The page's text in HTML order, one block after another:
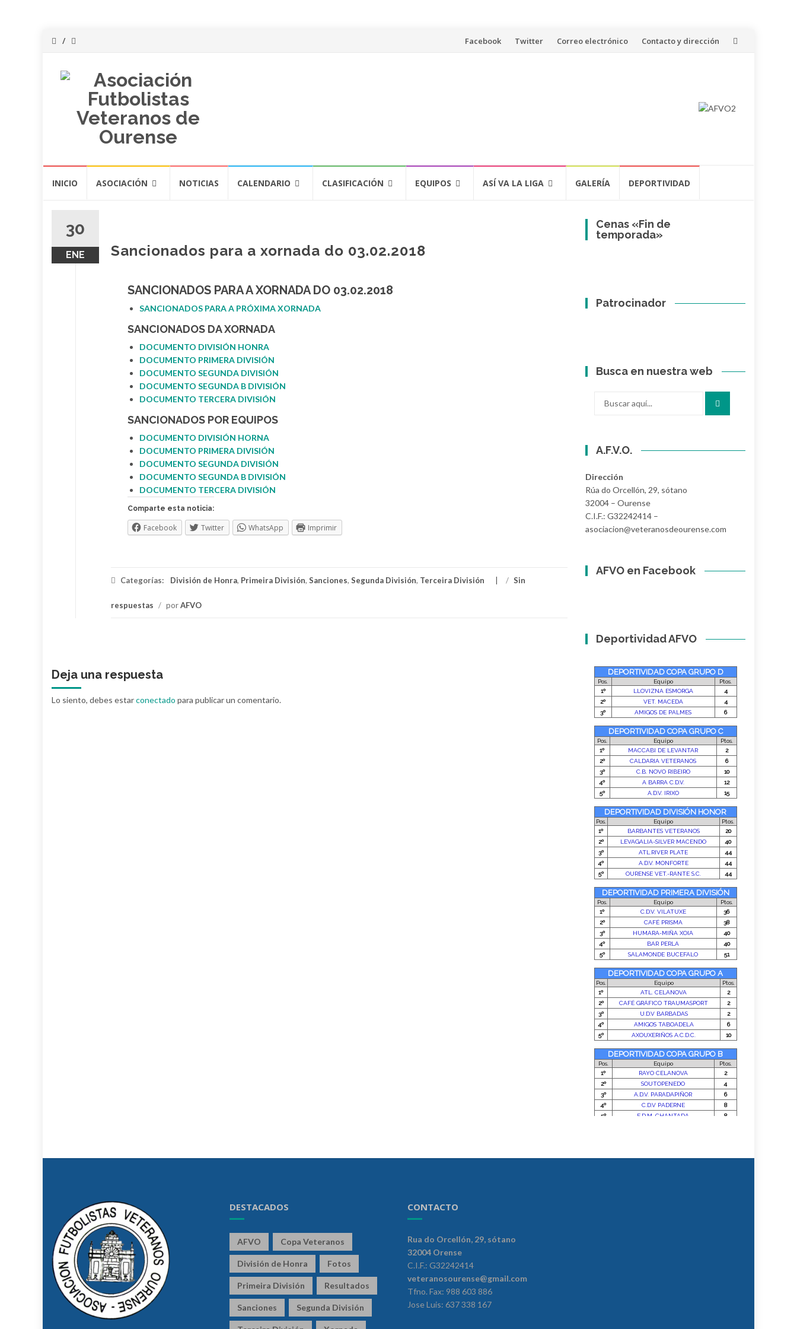
Saltar
Facebook Twitter Correo electrónico Contacto y dirección
INICIO ASOCIACIÓN NOTICIAS CALENDARIO CLASIFICACIÓN EQUIPOS ASÍ VA LA LIGA GALERÍA DEPORTIVIDAD
30
ENE Sancionados para a xornada do 03.02.2018
SANCIONADOS PARA A XORNADA DO 03.02.2018
SANCIONADOS PARA A PRÓXIMA XORNADA
SANCIONADOS DA XORNADA
DOCUMENTO DIVISIÓN HONRA
DOCUMENTO PRIMERA DIVISIÓN
DOCUMENTO SEGUNDA DIVISIÓN
DOCUMENTO SEGUNDA B DIVISIÓN
DOCUMENTO TERCERA DIVISIÓN
SANCIONADOS POR EQUIPOS
DOCUMENTO DIVISIÓN HORNA
DOCUMENTO PRIMERA DIVISIÓN
DOCUMENTO SEGUNDA DIVISIÓN
DOCUMENTO SEGUNDA B DIVISIÓN
DOCUMENTO TERCERA DIVISIÓN
Comparte esta noticia:
Facebook Twitter WhatsApp Imprimir
Categorías: División de Honra, Primeira División, Sanciones, Segunda División, Terceira División / Sin
respuestas / porAFVO
Deja una respuesta
Lo siento, debes estarconectado para publicar un comentario.
Cenas «Fin de
temporada»
Patrocinador
Busca en nuestra web
A.F.V.O.
Dirección
Rúa do Orcellón, 29, sótano
32004 – Ourense
C.I.F.: G32242414 –
asociacion@veteranosdeourense.com
AFVO en Facebook
Deportividad AFVO
DESTACADOS
AFVO Copa Veteranos
División de Honra Fotos
Primeira División Resultados
Sanciones Segunda División
CONTACTO
Rua do Orcellón, 29, sótano
32004 Orense
C.I.F.: G32242414
veteranosourense@gmail.com
Tfno. Fax: 988 603 886
Jose Luis: 637 338 167